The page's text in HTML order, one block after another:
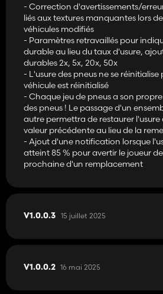
- Correction d'avertissements/
liés aux textures manquantes lors
véhicules modifiés
- Paramètres retravaillés pour
durable au lieu du taux d'usure,
durables 2x, 5x, 20x, 50x
- L'usure des pneus ne se réinitialise
véhicule est réinitialisé
- Chaque jeu de pneus a son
des pneus ! Le passage d'un
autre permettra de restaurer l'usure
valeur précédente au lieu de la
- Ajout d'une notification lorsque
atteint 85 % pour avertir le joueur
prochaine d'un remplacement
V1.0.0.3 15 juillet 2025
V1.0.0.2 16 mai 2025